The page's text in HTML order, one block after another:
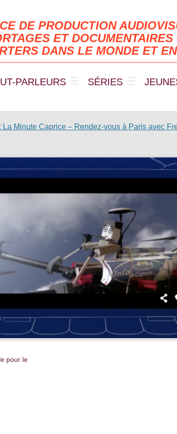
DE PRODUCTION
ET
DANS LE MONDE ET
PARLEURS SÉRIES
Minute Caprice – Rendez-vous à Paris avec
pour le